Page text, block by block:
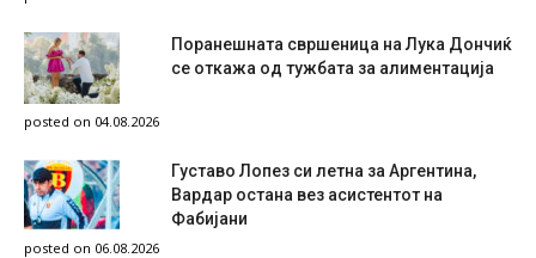
Поранешната свршеница на Лука Дончиќ
се откажа од тужбата за алиментација
posted on 04.08.2026
Густаво Лопез си летна за Аргентина,
Вардар остана вез асистентот на
Фабијани
posted on 06.08.2026